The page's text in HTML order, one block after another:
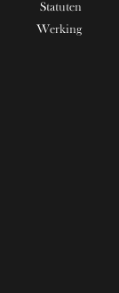
Statuten
Werking